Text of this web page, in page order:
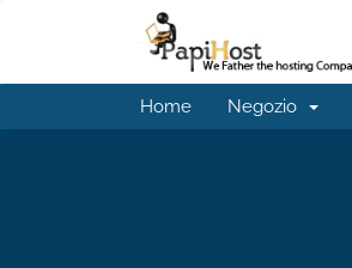
Home Negozio